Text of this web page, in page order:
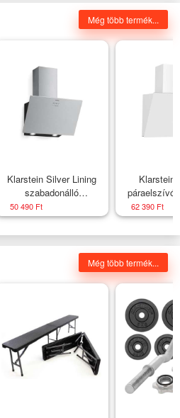
Még több termék...
Klarstein Silver Lining
szabadonálló
páraelszívó | Abluft és
Umluft mód | Minőségi
dizájn | 557 m³/h | 60 cm
50 490 Ft
Klarstein
és nagy
A++, Kettős
62 390 Ft
Még több termék...